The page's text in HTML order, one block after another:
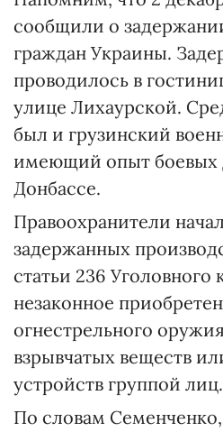
сообщили о
граждан Украины.
проводилось в
улице Лихаурской.
был и грузинский
имеющий опыт боевых
Донбассе.
Правоохранители
задержанных
статьи 236 Уголовного
незаконное
огнестрельного
взрывчатых веществ
устройств группой лиц.
По словам